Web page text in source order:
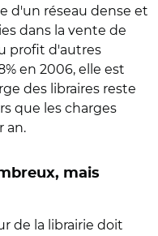
d'un réseau dense et
dans la vente de
profit d'autres
en 2006, elle est
des libraires reste
que les charges
an.
mais
de la librairie doit